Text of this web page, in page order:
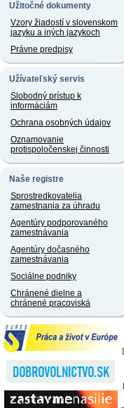
Užitočné dokumenty
Vzory žiadostí v slovenskom
jazyku a iných jazykoch
Právne predpisy
Užívateľský servis
Slobodný prístup k
informáciám
Ochrana osobných údajov
Oznamovanie
protispoločenskej činnosti
Naše registre
Sprostredkovatelia
zamestnania za úhradu
Agentúry podporovaného
zamestnávania
Agentúry dočasného
zamestnávania
Sociálne podniky
Chránené dielne a
chránené pracoviská